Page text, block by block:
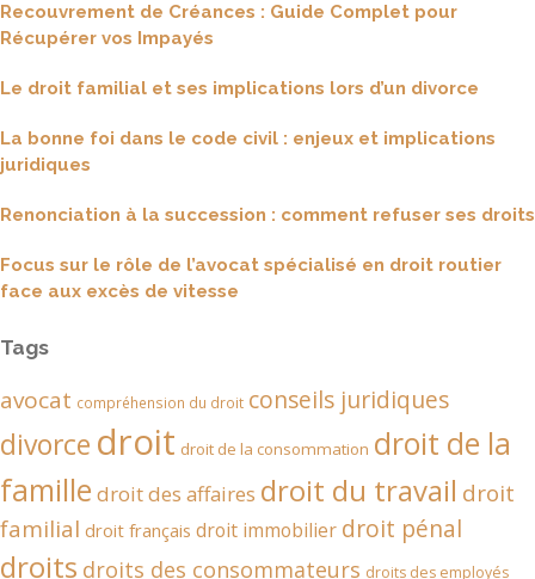
Recouvrement de Créances : Guide Complet pour
Récupérer vos Impayés
Le droit familial et ses implications lors d’un divorce
La bonne foi dans le code civil : enjeux et implications
juridiques
Renonciation à la succession : comment refuser ses droits
Focus sur le rôle de l’avocat spécialisé en droit routier
face aux excès de vitesse
Tags
avocat compréhension du droit conseils juridiques
divorce droit droit de la consommation droit de la
famille droit des affaires droit du travail droit
familial droit français droit immobilier droit pénal
droits droits des consommateurs droits des employés